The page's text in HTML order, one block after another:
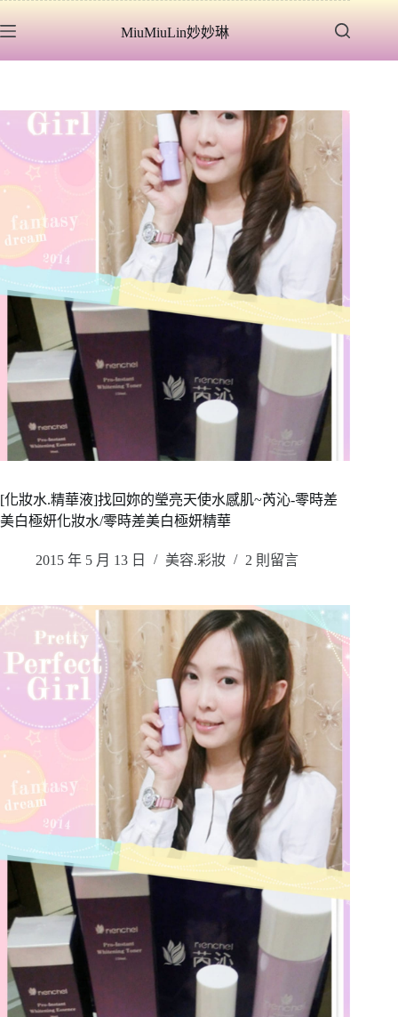
至
MiuMiuLin妙妙琳
[化妝水.精華液]找回妳的瑩亮天使水感肌~芮沁-零時差
美白極妍化妝水/零時差美白極妍精華
2015 年 5 月 13 日 美容.彩妝 2 則留言